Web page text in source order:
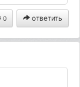
0 ответить